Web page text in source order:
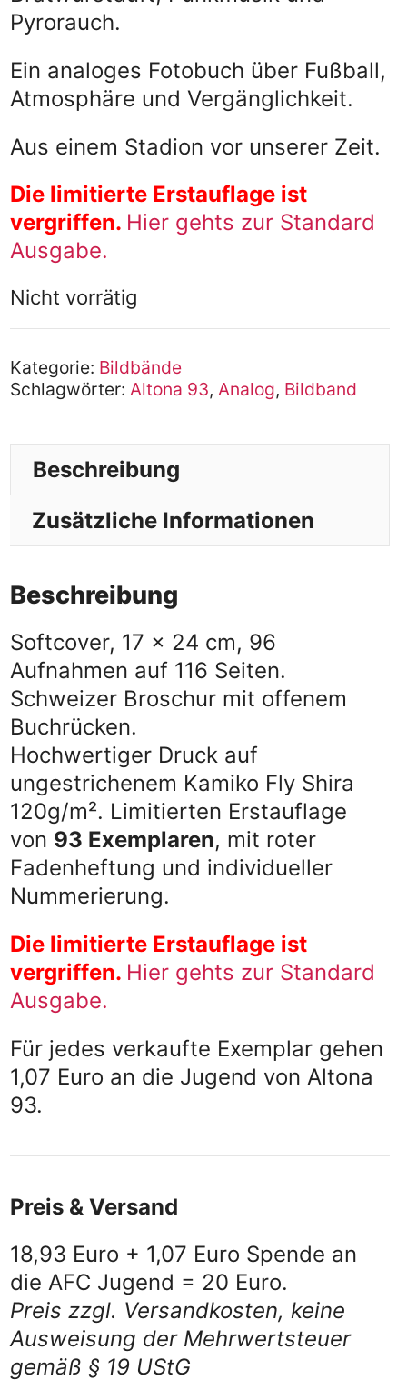
Pyrorauch.
Ein analoges Fotobuch über Fußball,
Atmosphäre und Vergänglichkeit.
Aus einem Stadion vor unserer Zeit.
Die limitierte Erstauflage ist
vergriffen. Hier gehts zur Standard
Ausgabe.
Nicht vorrätig
Kategorie: Bildbände
Schlagwörter: Altona 93, Analog, Bildband
Beschreibung
Zusätzliche Informationen
Beschreibung
Softcover, 17 x 24 cm, 96
Aufnahmen auf 116 Seiten.
Schweizer Broschur mit offenem
Buchrücken.
Hochwertiger Druck auf
ungestrichenem Kamiko Fly Shira
120g/m². Limitierten Erstauflage
von 93 Exemplaren, mit roter
Fadenheftung und individueller
Nummerierung.
Die limitierte Erstauflage ist
vergriffen. Hier gehts zur Standard
Ausgabe.
Für jedes verkaufte Exemplar gehen
1,07 Euro an die Jugend von Altona
93.
Preis & Versand
18,93 Euro + 1,07 Euro Spende an
die AFC Jugend = 20 Euro.
Preis zzgl. Versandkosten, keine
Ausweisung der Mehrwertsteuer
gemäß § 19 UStG